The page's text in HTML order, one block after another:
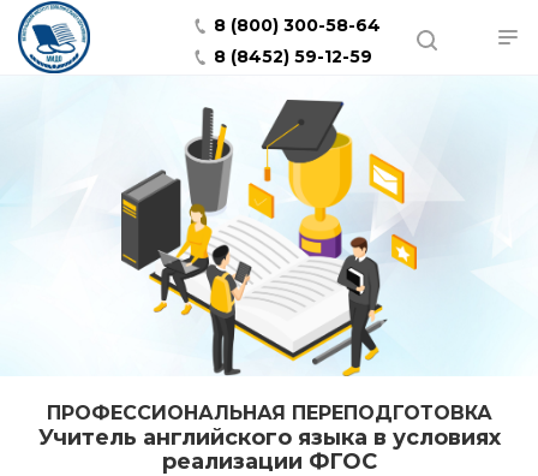
8 (800) 300-58-64
8 (8452) 59-12-59
ПРОФЕССИОНАЛЬНАЯ ПЕРЕПОДГОТОВКА
Учитель английского языка в условиях
реализации ФГОС